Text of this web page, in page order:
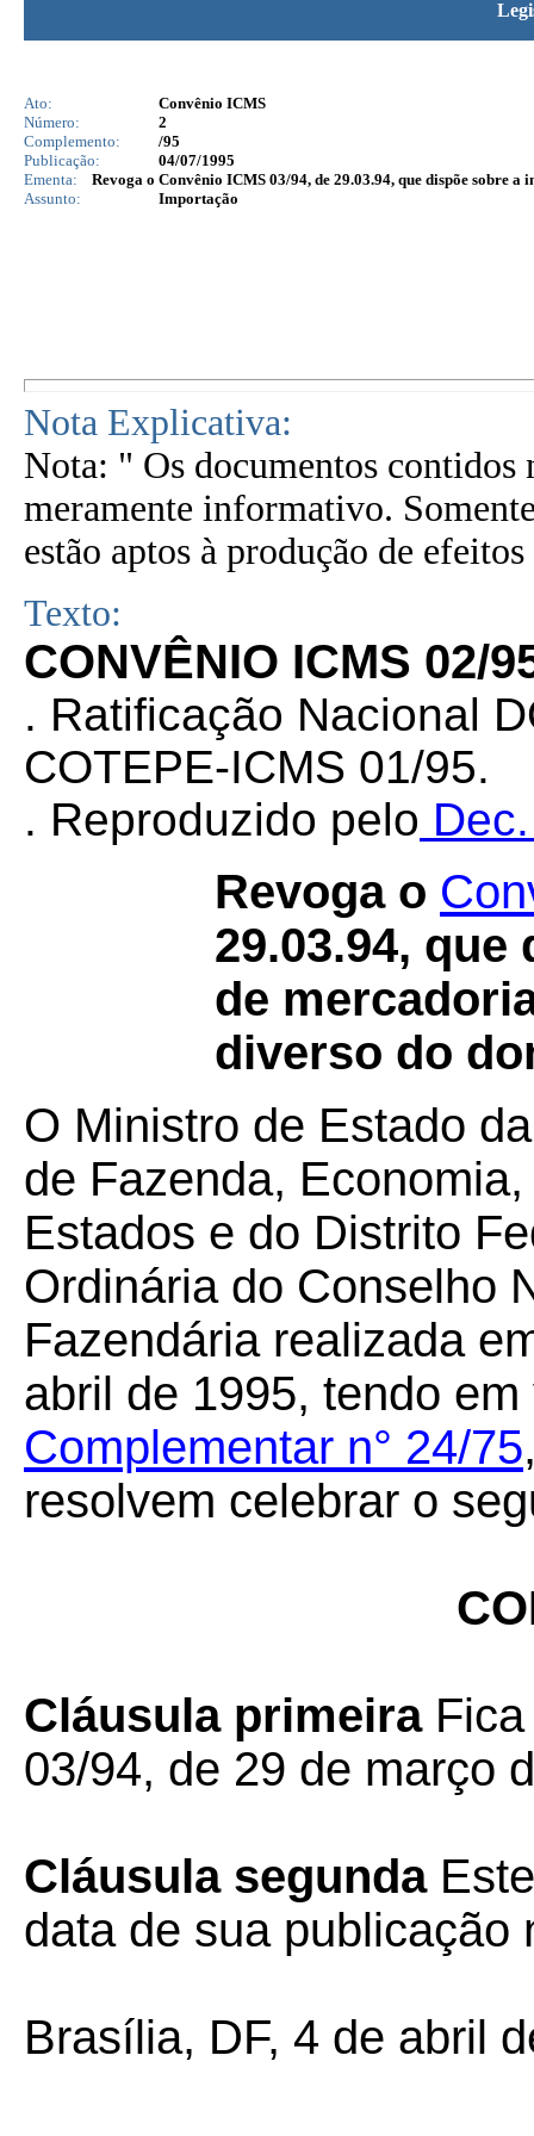
Ato:
Convênio ICMS
Número:
2
Complemento:
/95
Publicação:
04/07/1995
Ementa:
Revoga o Convênio ICMS 03/94, de 29.03.94, que dispõe sobre
Assunto:
Importação
Nota Explicativa:
Nota: " Os documentos contidos
meramente informativo.
estão aptos à produção de
Texto:
CONVÊNIO ICMS 02/
. Ratificação Nacional
COTEPE-ICMS 01/95.
. Reproduzido pelo
Revoga o
29.03.94,
de
diverso do
O Ministro de Estado
de Fazenda,
Estados e do Distrito
Ordinária do Conselho
Fazendária realizada
abril de 1995, tendo
Complementar n° 24/75
resolvem celebrar o
Cláusula primeira
03/94, de 29 de março
Cláusula segunda
data de sua publicação
Brasília, DF, 4 de abril